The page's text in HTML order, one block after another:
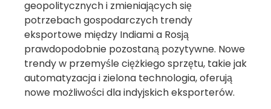
geopolitycznych i zmieniających się
potrzebach gospodarczych trendy
eksportowe między Indiami a Rosją
prawdopodobnie pozostaną pozytywne. Nowe
trendy w przemyśle ciężkiego sprzętu, takie jak
automatyzacja i zielona technologia, oferują
nowe możliwości dla indyjskich eksporterów.